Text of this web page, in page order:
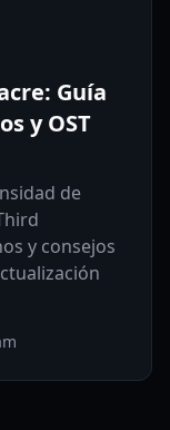
Guía
y OST
de
y consejos